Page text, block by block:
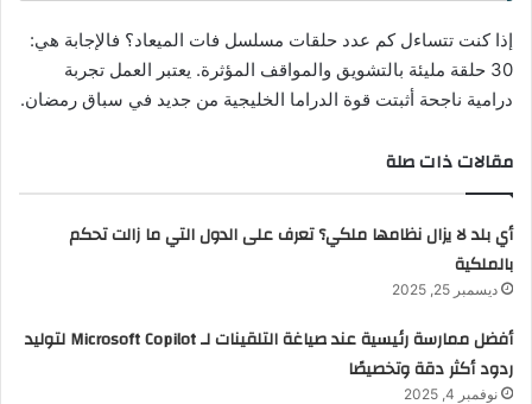
إذا كنت تتساءل كم عدد حلقات مسلسل فات الميعاد؟ فالإجابة هي:
30 حلقة مليئة بالتشويق والمواقف المؤثرة. يعتبر العمل تجربة
درامية ناجحة أثبتت قوة الدراما الخليجية من جديد في سباق رمضان.
مقالات ذات صلة
أي بلد لا يزال نظامها ملكي؟ تعرف على الدول التي ما زالت تحكم
بالملكية
ديسمبر 25, 2025
أفضل ممارسة رئيسية عند صياغة التلقينات لـ Microsoft Copilot لتوليد
ردود أكثر دقة وتخصيصًا
نوفمبر 4, 2025